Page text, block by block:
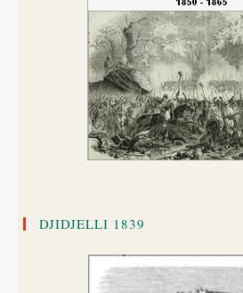
DJIDJELLI 1839